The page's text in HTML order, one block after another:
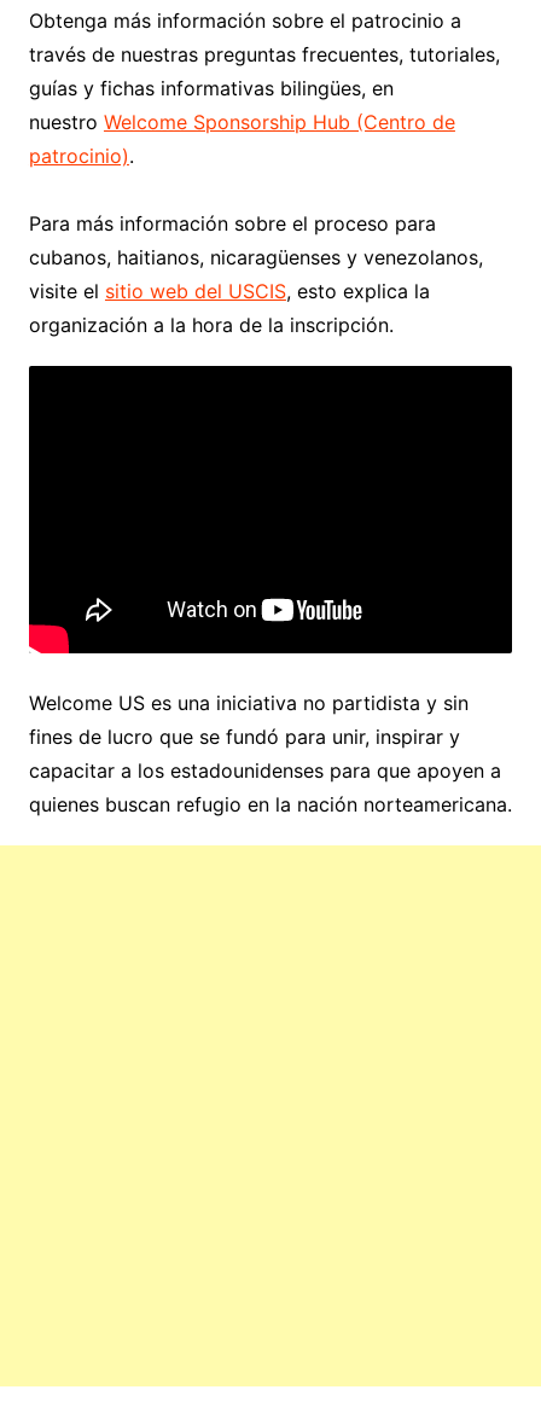
Obtenga más información sobre el patrocinio a
través de nuestras preguntas frecuentes, tutoriales,
guías y fichas informativas bilingües, en
nuestro Welcome Sponsorship Hub (Centro de
patrocinio).
Para más información sobre el proceso para
cubanos, haitianos, nicaragüenses y venezolanos,
visite el sitio web del USCIS, esto explica la
organización a la hora de la inscripción.
Welcome US es una iniciativa no partidista y sin
fines de lucro que se fundó para unir, inspirar y
capacitar a los estadounidenses para que apoyen a
quienes buscan refugio en la nación norteamericana.